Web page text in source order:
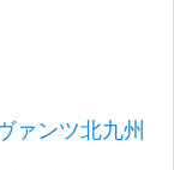
ァンツ北九州